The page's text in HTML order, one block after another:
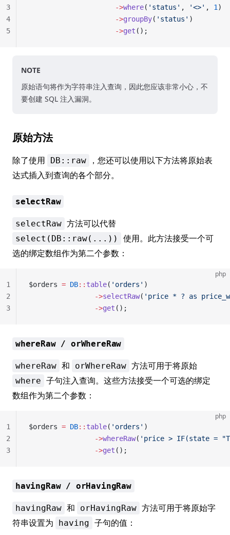
                     ->
where( 'status' , '<>' , 1 )
                     ->
groupBy( 'status' )
                     ->
get ();
3
4
5
NOTE
原始语句将作为字符串注入查询，因此您应该非常小心，不
要创建 SQL 注入漏洞。
原始方法
除了使用 DB::raw
，您还可以使用以下方法将原始表
达式插入到查询的各个部分。
selectRaw
selectRaw 方法可以代替
select(DB::raw(...))
使用。此方法接受一个可
选的绑定数组作为第二个参数：
php
$orders = DB:: table( 'orders' )
                ->
selectRaw( 'price * ? as
                ->
get ();
1
2
3
whereRaw / orWhereRaw
whereRaw 和 orWhereRaw 方法可用于将原始
where 子句注入查询。这些方法接受一个可选的绑定
数组作为第二个参数：
php
$orders = DB:: table( 'orders' )
                ->
whereRaw( 'price > IF(state =
                ->
get ();
1
2
3
havingRaw / orHavingRaw
havingRaw 和 orHavingRaw 方法可用于将原始字
符串设置为
having 子句的值：